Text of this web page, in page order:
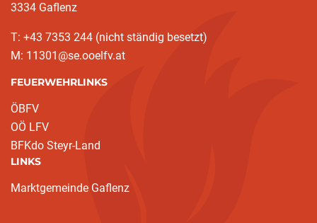
3334 Gaflenz
T: +43 7353 244 (nicht ständig besetzt)
M: 11301@se.ooelfv.at
FEUERWEHRLINKS
ÖBFV
OÖ LFV
BFKdo Steyr-Land
LINKS
Marktgemeinde Gaflenz